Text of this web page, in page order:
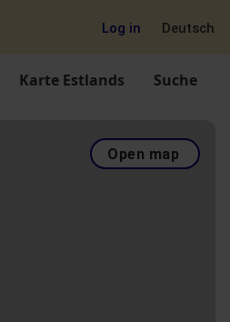
Log in Deutsch
Karte Estlands Suche
Open map